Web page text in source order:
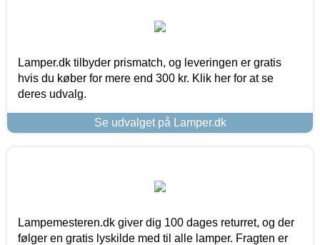
Lamper.dk tilbyder prismatch, og leveringen er gratis
hvis du køber for mere end 300 kr. Klik her for at se
deres udvalg.
Se udvalget på Lamper.dk
Lampemesteren.dk giver dig 100 dages returret, og der
følger en gratis lyskilde med til alle lamper. Fragten er